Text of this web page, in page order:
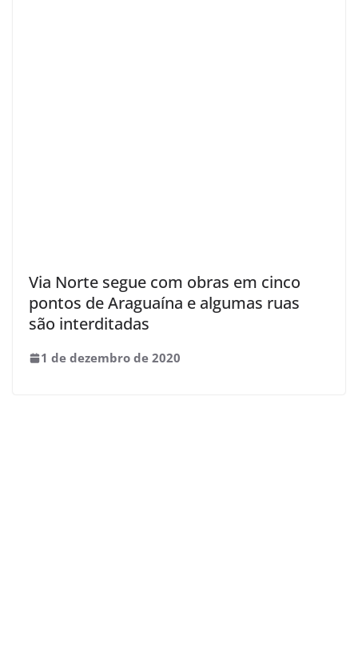
Via Norte segue com obras em cinco
pontos de Araguaína e algumas ruas
são interditadas
1 de dezembro de 2020